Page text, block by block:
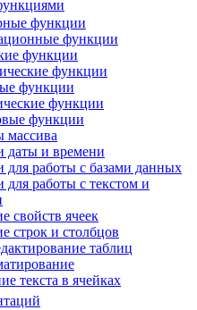
функции
функции
функции
функции
функции
функции
функции
даты и времени
работы с базами данных
работы с текстом и
свойств ячеек
строк и столбцов
таблиц
текста в ячейках